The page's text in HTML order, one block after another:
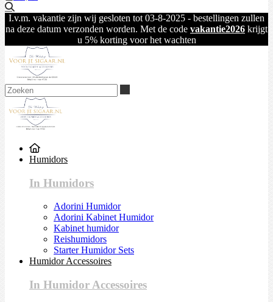
I.v.m. vakantie zijn wij gesloten tot 03-8-2025 - bestellingen zullen
na deze datum verzonden worden. Met de code vakantie2026 krijgt
u 5% korting voor het wachten
Humidors
In Humidors
Adorini Humidor
Adorini Kabinet Humidor
Kabinet humidor
Reishumidors
Starter Humidor Sets
Humidor Accessoires
In Humidor Accessoires